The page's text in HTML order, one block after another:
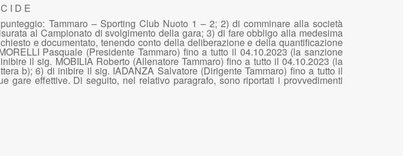
I D E
Tammaro – Sporting Club Nuoto 1 – 2; 2) di comminare alla società
al Campionato di svolgimento della gara; 3) di fare obbligo alla medesima
e documentato, tenendo conto della deliberazione e della quantificazione
Pasquale (Presidente Tammaro) fino a tutto il 04.10.2023 (la sanzione
il sig. MOBILIA Roberto (Allenatore Tammaro) fino a tutto il 04.10.2023 (la
b); 6) di inibire il sig. IADANZA Salvatore (Dirigente Tammaro) fino a tutto il
gare effettive. Di seguito, nel relativo paragrafo, sono riportati i provvedimenti